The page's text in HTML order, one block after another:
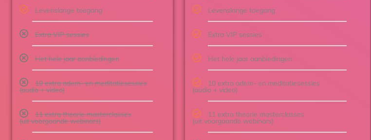
Levenslange toegang
Extra VIP sessies
Het hele jaar aanbiedingen
10 extra adem- en meditatiesessies
(audio + video)
11 extra theorie masterclasses
(uit voorgaande webinars)
Levenslange toegang
Extra VIP sessies
Het hele jaar aanbiedingen
10 extra adem- en meditatiesessies
(audio + video)
11 extra theorie masterclasses
(uit voorgaande webinars)